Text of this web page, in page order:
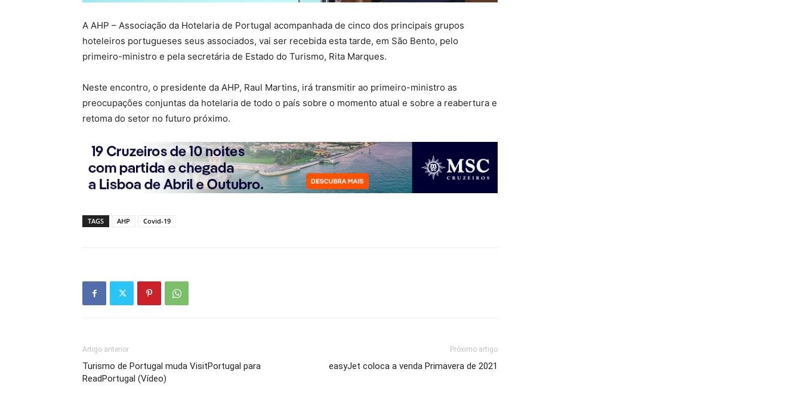
A AHP – Associação da Hotelaria de Portugal acompanhada de cinco dos principais grupos
hoteleiros portugueses seus associados, vai ser recebida esta tarde, em São Bento, pelo
primeiro-ministro e pela secretária de Estado do Turismo, Rita Marques.
Neste encontro, o presidente da AHP, Raul Martins, irá transmitir ao primeiro-ministro as
preocupações conjuntas da hotelaria de todo o país sobre o momento atual e sobre a reabertura e
retoma do setor no futuro próximo.
TAGS AHP Covid-19
Artigo anterior
Turismo de Portugal muda VisitPortugal para
ReadPortugal (Vídeo)
Próximo artigo
easyJet coloca a venda Primavera de 2021